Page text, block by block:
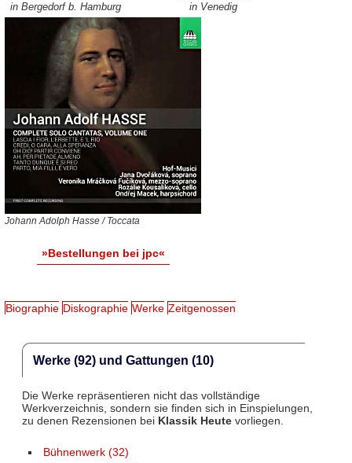
in Bergedorf b. Hamburg
in Venedig
Johann Adolph Hasse / Toccata
»Bestellungen bei jpc«
Biographie Diskographie Werke Zeitgenossen
Werke (92) und Gattungen (10)
Die Werke repräsentieren nicht das vollständige
Werkverzeichnis, sondern sie finden sich in Einspielungen,
zu denen Rezensionen bei Klassik Heutevorliegen.
Bühnenwerk (32)